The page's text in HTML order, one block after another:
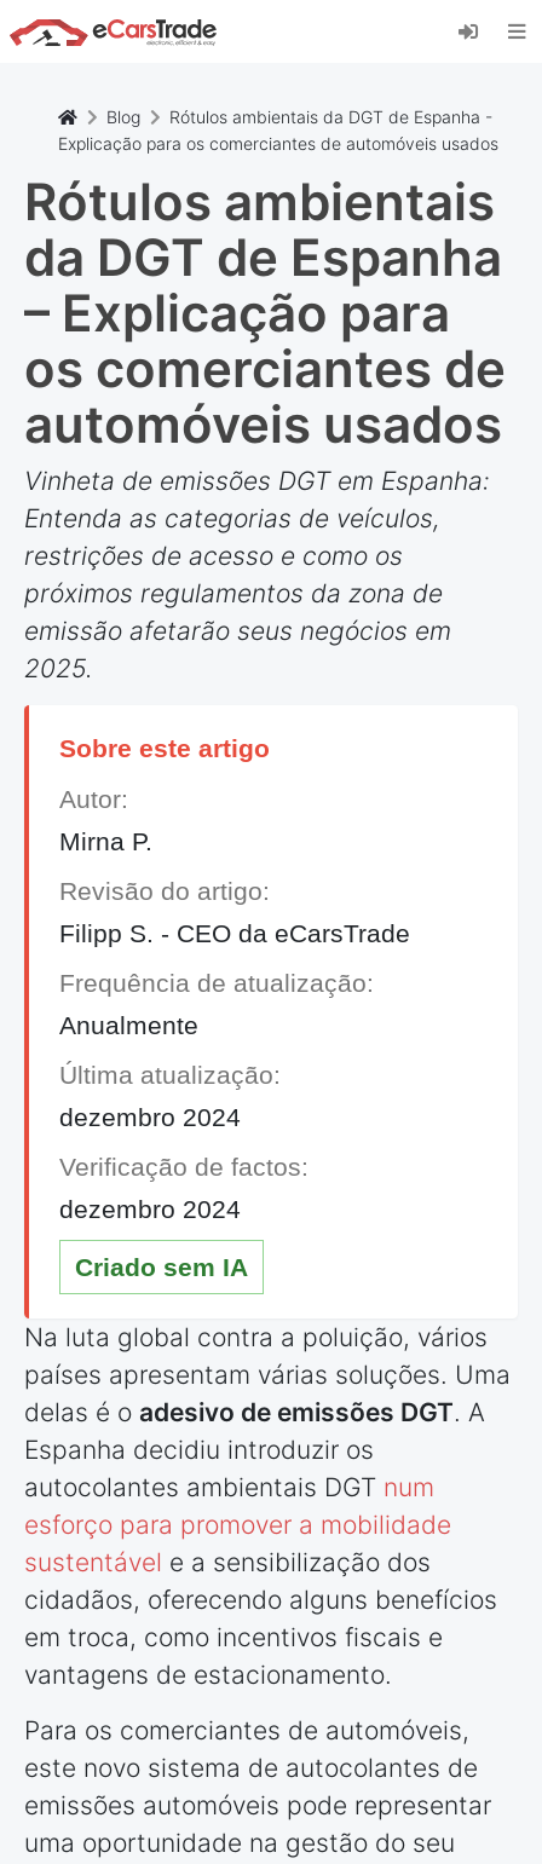
Instale a aplicação web eCarsTrade, adicione-a
ao seu ecrã inicial e receba atualizações
Instalar
Cancelar
Blog
Rótulos ambientais da DGT de Espanha -
Explicação para os comerciantes de automóveis usados
Rótulos ambientais
da DGT de Espanha
– Explicação para
os comerciantes de
automóveis usados
Vinheta de emissões DGT em Espanha:
Entenda as categorias de veículos,
restrições de acesso e como os
próximos regulamentos da zona de
emissão afetarão seus negócios em
2025.
Sobre este artigo
Autor:
Mirna P.
Revisão do artigo:
Filipp S. - CEO da eCarsTrade
Frequência de atualização:
Anualmente
Última atualização:
dezembro 2024
Verificação de factos:
dezembro 2024
Criado sem IA
Na luta global contra a poluição, vários
países apresentam várias soluções. Uma
delas é o adesivo de emissões DGT. A
Espanha decidiu introduzir os
autocolantes ambientais DGT num
esforço para promover a mobilidade
sustentável e a sensibilização dos
cidadãos, oferecendo alguns benefícios
em troca, como incentivos fiscais e
vantagens de estacionamento.
Para os comerciantes de automóveis,
este novo sistema de autocolantes de
emissões automóveis pode representar
uma oportunidade na gestão do seu